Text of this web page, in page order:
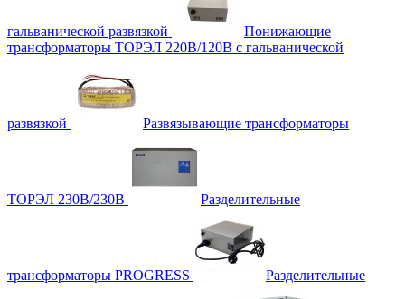
гальванической развязкой
Понижающие
трансформаторы ТОРЭЛ 220В/120В с гальванической
развязкой Развязывающие трансформаторы
ТОРЭЛ 230В/230В Разделительные
трансформаторы PROGRESS Разделительные